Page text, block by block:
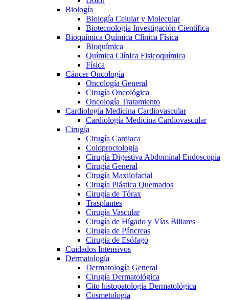
Biología
Biología Celular y Molecular
Biotecnología Investigación Científica
Bioquímica Química Clínica Física
Bioquímica
Química Clínica Fisicoquímica
Física
Cáncer Oncología
Oncología General
Cirugía Oncológica
Oncología Tratamiento
Cardiología Medicina Cardiovascular
Cardiología Medicina Cardiovascular
Cirugía
Cirugía Cardiaca
Coloproctologia
Cirugía Digestiva Abdominal Endoscopia
Cirugía General
Cirugía Maxilofacial
Cirugía Plástica Quemados
Cirugía de Tórax
Trasplantes
Cirugía Vascular
Cirugía de Hígado y Vías Biliares
Cirugía de Páncreas
Cirugía de Esófago
Cuidados Intensivos
Dermatología
Dermatología General
Cirugía Dermatológica
Cito histopatología Dermatológica
Cosmetología